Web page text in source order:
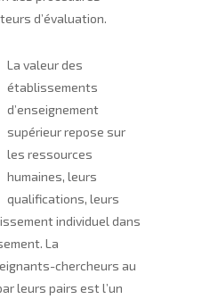
d’évaluation.
La valeur des
établissements
d’enseignement
supérieur repose sur
les ressources
humaines, leurs
qualifications, leurs
individuel dans
La
chercheurs au
leurs pairs est l’un